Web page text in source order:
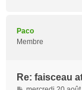
Paco
Membre
Re: faisceau